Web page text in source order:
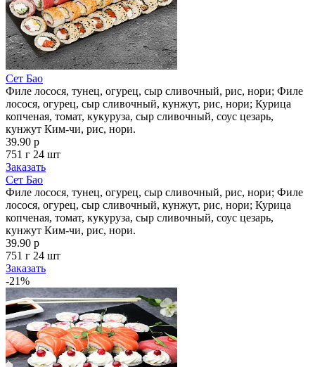
Сет Бао
Филе лосося, тунец, огурец, сыр сливочный, рис, нори; Филе
лосося, огурец, сыр сливочный, кунжут, рис, нори; Курица
копченая, томат, кукуруза, сыр сливочный, соус цезарь,
кунжут Ким-чи, рис, нори.
39.90 р
751 г 24 шт
Заказать
Сет Бао
Филе лосося, тунец, огурец, сыр сливочный, рис, нори; Филе
лосося, огурец, сыр сливочный, кунжут, рис, нори; Курица
копченая, томат, кукуруза, сыр сливочный, соус цезарь,
кунжут Ким-чи, рис, нори.
39.90 р
751 г 24 шт
Заказать
-21%